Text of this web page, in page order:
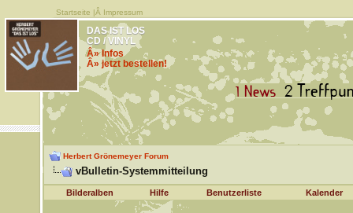
Startseite |Â Impressum
DAS IST LOS
CD / VINYL
Â» Infos
Â» jetzt bestellen!
Herbert Grönemeyer Forum
vBulletin-Systemmitteilung
Bilderalben Hilfe Benutzerliste Kalender